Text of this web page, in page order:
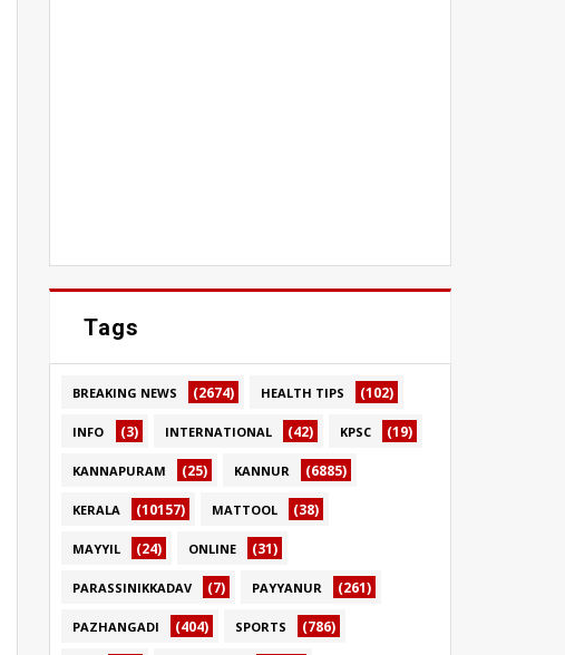
Tags
BREAKING NEWS (2674) HEALTH TIPS (102)
INFO (3) INTERNATIONAL (42) KPSC (19)
KANNAPURAM (25) KANNUR (6885)
KERALA (10157) MATTOOL (38)
MAYYIL (24) ONLINE (31)
PARASSINIKKADAV (7) PAYYANUR (261)
PAZHANGADI (404) SPORTS (786)